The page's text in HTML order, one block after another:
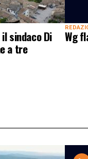
sindaco Di
a tre
Wg